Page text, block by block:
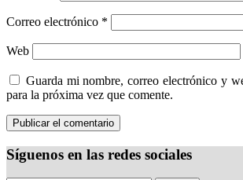
Correo electrónico *
Web
Guarda mi nombre, correo electrónico y
para la próxima vez que comente.
Síguenos en las redes sociales